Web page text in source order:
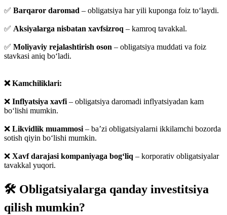
✅ Barqaror daromad – obligatsiya har yili kuponga foiz to‘laydi.
✅ Aksiyalarga nisbatan xavfsizroq – kamroq tavakkal.
✅ Moliyaviy rejalashtirish oson – obligatsiya muddati va foiz
stavkasi aniq bo‘ladi.
❌ Kamchiliklari:
❌ Inflyatsiya xavfi – obligatsiya daromadi inflyatsiyadan kam
bo‘lishi mumkin.
❌ Likvidlik muammosi – ba’zi obligatsiyalarni ikkilamchi bozorda
sotish qiyin bo‘lishi mumkin.
❌ Xavf darajasi kompaniyaga bog‘liq – korporativ obligatsiyalar
tavakkal yuqori.
🛠️ Obligatsiyalarga qanday investitsiya
qilish mumkin?